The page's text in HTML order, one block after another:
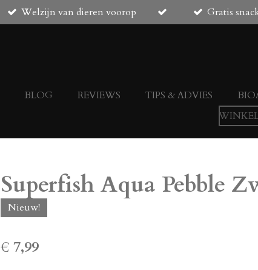
Welzijn van dieren voorop Gratis
BLOG REVIEWS TIPS & ADVIES
Superfish Aqua Pebble
Nieuw!
€ 7,99